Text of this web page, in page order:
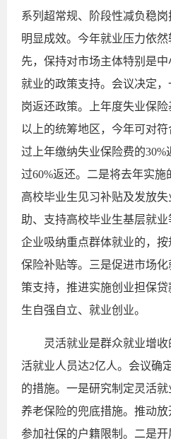
系列超常规、阶段性减负稳
明显成效。今年就业压力依
先，保持对市场主体特别是
就业的政策支持。会议决定
岗返还政策。上年度失业保
以上的统筹地区，今年可对
过上年缴纳失业保险费的
过60%返还。二是将去年实
高校毕业生见习补贴及发放
助、支持高校毕业生基层就
企业吸纳重点群体就业的，
保险补贴等。三是促进市场
策支持，推进实施创业担保
生自强自立、就业创业。
灵活就业是群众就业增
活就业人员达2亿人。会议确
的措施。一是研究制定灵活
养老保险的兜底措施。推动
参加社保的户籍限制。二是